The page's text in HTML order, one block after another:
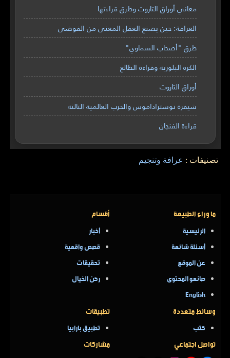
معاني أوراق التاروت وطرق قراءتها
العرافة: حين يصنع العقل المعنى من الفوضى
طرق "أصحاب السماوي"
الكرة البلورية وقراءة الطالع
أوراق التاروت
شيفرة نوستراداموس والحرب العالمية الثالثة
قراءة الفنجان
تصنيفات : عرافة وتنجيم
ما وراء الطبيعة
الرئيسية
أسئلة شائعة
عن الموقع
صانعو المحتوى
English
أقسام
أخبار
قصص واقعية
تحقيقات
ركن الخيال
وسائط متعددة
كتب
تطبيقات
تطبيق بارابيا
تواصل اجتماعي مشاركات